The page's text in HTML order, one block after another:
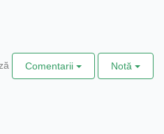
Comentarii Notă